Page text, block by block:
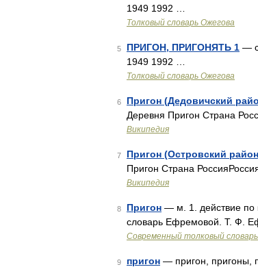
1949 1992 …
Толковый словарь Ожегова
5 ПРИГОН, ПРИГОНЯТЬ 1 —
1949 1992 …
Толковый словарь Ожегова
6 Пригон (Дедовичский
Деревня Пригон Страна
Википедия
7 Пригон (Островский
Пригон Страна
Википедия
8 Пригон — м. 1. действие по
словарь Ефремовой. Т. Ф.
Современный толковый
9 пригон — пригон, пригоны,